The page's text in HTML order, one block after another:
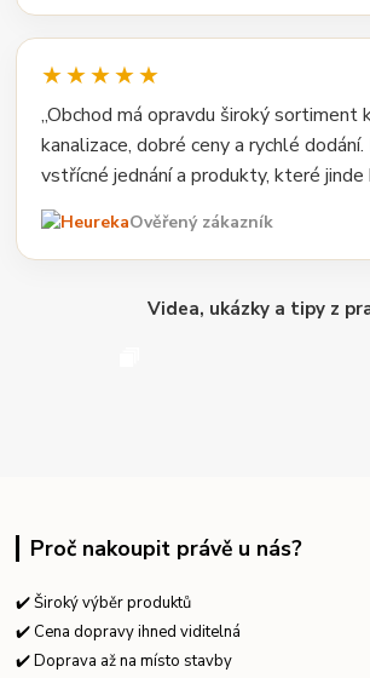
★★★★★
„Obchod má opravdu široký sortiment
kanalizace, dobré ceny a rychlé dodání.
vstřícné jednání a produkty, které jinde
Ověřený zákazník
Videa, ukázky a tipy z
Proč nakoupit právě u nás?
✔️ Široký výběr produktů
✔️ Cena dopravy ihned viditelná
✔️ Doprava až na místo stavby